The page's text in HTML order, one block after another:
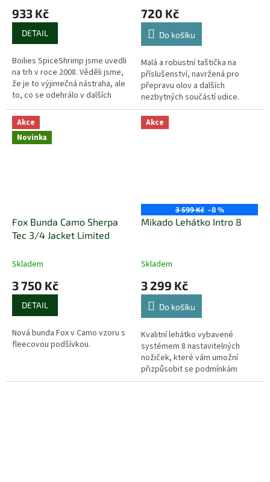
933 Kč
DETAIL
Boilies SpiceShrimp jsme uvedli
na trh v roce 2008. Věděli jsme,
že je to výjimečná nástraha, ale
to, co se odehrálo v dalších
letech, předčilo naše
očekávání.
720 Kč
Do košíku
Malá a robustní taštička na
příslušenství, navržená pro
přepravu olov a dalších
nezbytných součástí udice.
Akce
Novinka
Fox Bunda Camo Sherpa
Tec 3/4 Jacket Limited
Skladem
3 750 Kč
DETAIL
Nová bunda Fox v Camo vzoru s
fleecovou podšívkou.
Akce
3 599 Kč –8 %
Mikado Lehátko Intro 8
Skladem
3 299 Kč
Do košíku
Kvalitní lehátko vybavené
systémem 8 nastavitelných
nožiček, které vám umožní
přizpůsobit se podmínkám
lovného místa. Bezkonkurenční